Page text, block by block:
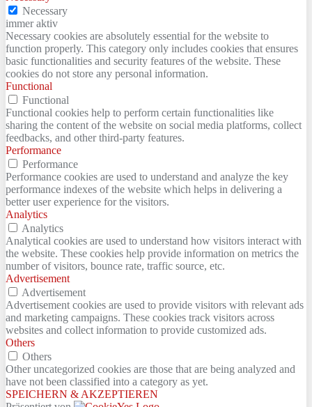
Necessary
immer aktiv
Necessary cookies are absolutely essential for the website to
function properly. This category only includes cookies that ensures
basic functionalities and security features of the website. These
cookies do not store any personal information.
Functional
Functional
Functional cookies help to perform certain functionalities like
sharing the content of the website on social media platforms, collect
feedbacks, and other third-party features.
Performance
Performance
Performance cookies are used to understand and analyze the key
performance indexes of the website which helps in delivering a
better user experience for the visitors.
Analytics
Analytics
Analytical cookies are used to understand how visitors interact with
the website. These cookies help provide information on metrics the
number of visitors, bounce rate, traffic source, etc.
Advertisement
Advertisement
Advertisement cookies are used to provide visitors with relevant ads
and marketing campaigns. These cookies track visitors across
websites and collect information to provide customized ads.
Others
Others
Other uncategorized cookies are those that are being analyzed and
have not been classified into a category as yet.
SPEICHERN & AKZEPTIEREN